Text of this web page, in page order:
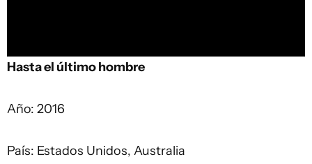
Hasta el último hombre
Año: 2016
País: Estados Unidos, Australia